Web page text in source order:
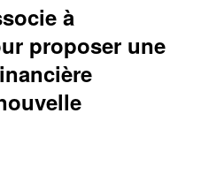
à
proposer une